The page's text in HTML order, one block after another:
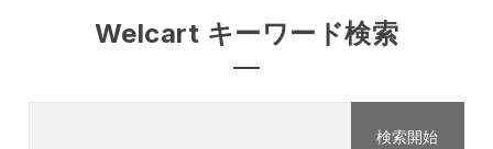
Welcart キーワード検索